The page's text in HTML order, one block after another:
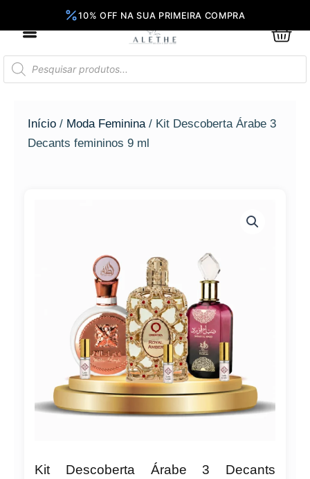
conteúdo
Pesquisar
produtos
Início / Moda Feminina / Kit Descoberta Árabe 3
Decants femininos 9 ml
Kit Descoberta Árabe 3 Decants